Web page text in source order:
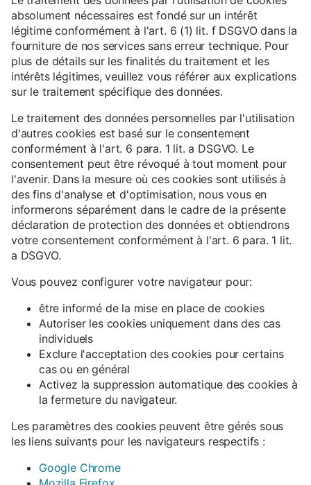
absolument nécessaires est fondé sur un intérêt
légitime conformément à l'art. 6 (1) lit. f DSGVO dans la
fourniture de nos services sans erreur technique. Pour
plus de détails sur les finalités du traitement et les
intérêts légitimes, veuillez vous référer aux explications
sur le traitement spécifique des données.
Le traitement des données personnelles par l'utilisation
d'autres cookies est basé sur le consentement
conformément à l'art. 6 para. 1 lit. a DSGVO. Le
consentement peut être révoqué à tout moment pour
l'avenir. Dans la mesure où ces cookies sont utilisés à
des fins d'analyse et d'optimisation, nous vous en
informerons séparément dans le cadre de la présente
déclaration de protection des données et obtiendrons
votre consentement conformément à l'art. 6 para. 1 lit.
a DSGVO.
Vous pouvez configurer votre navigateur pour:
être informé de la mise en place de cookies
Autoriser les cookies uniquement dans des cas
individuels
Exclure l'acceptation des cookies pour certains
cas ou en général
Activez la suppression automatique des cookies à
la fermeture du navigateur.
Les paramètres des cookies peuvent être gérés sous
les liens suivants pour les navigateurs respectifs :
Google Chrome